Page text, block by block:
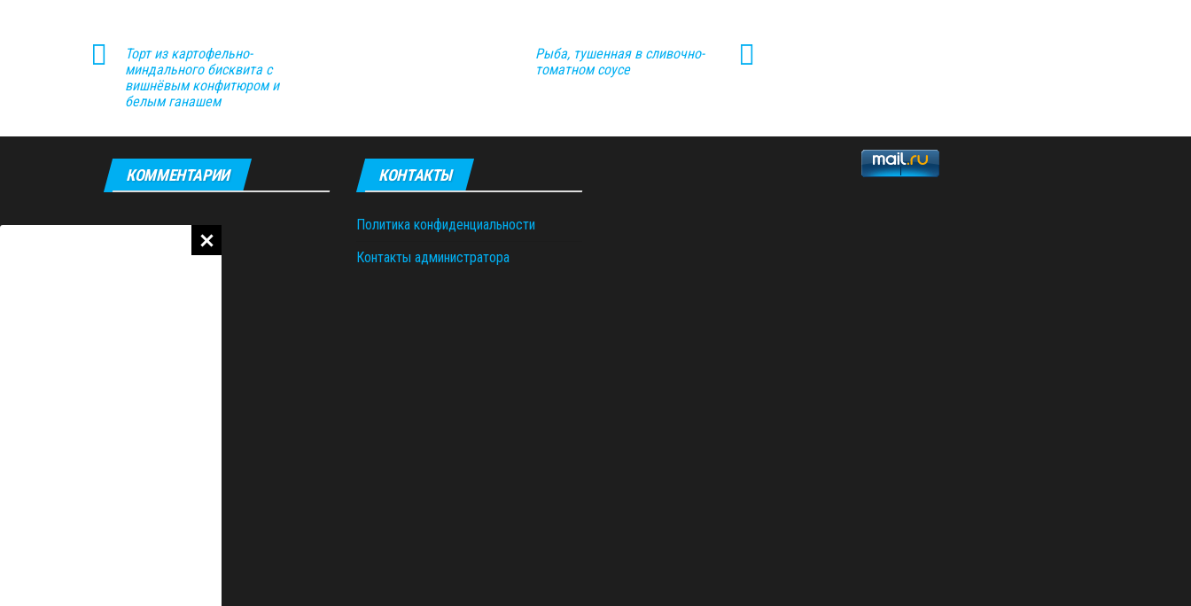
Торт из картофельно-
миндального бисквита с
вишнёвым конфитюром и
белым ганашем
Рыба, тушенная в сливочно-
томатном соусе
КОММЕНТАРИИ КОНТАКТЫ
Политика конфиденциальности
Контакты администратора